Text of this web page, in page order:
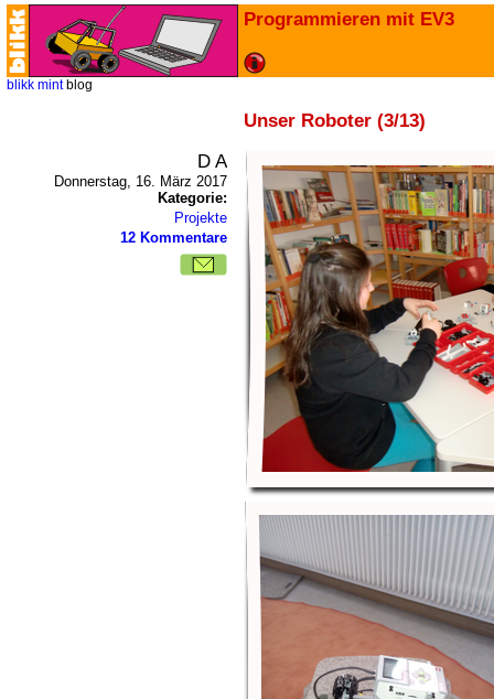
Programmieren mit EV3
blikk mint blog
Unser Roboter (3/13)
D A
Donnerstag, 16. März 2017
Kategorie:
Projekte
12 Kommentare